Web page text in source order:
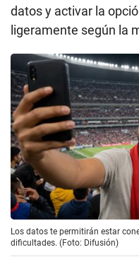
datos y activar la
ligeramente según la
Los datos te permitirán estar
dificultades. (Foto: Difusión)